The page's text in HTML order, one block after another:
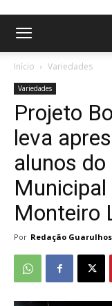
Início Variedades
Variedades
Projeto
leva
alunos
Monteiro
Por Redação